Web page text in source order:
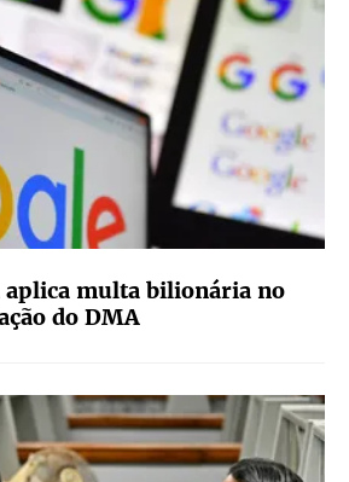
aplica multa bilionária no
do DMA